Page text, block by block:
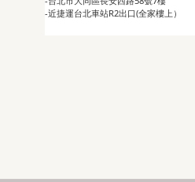
-近捷運台北車站R2出口(全家樓上）